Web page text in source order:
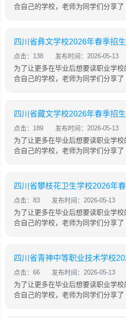
合自己的学校，老师为同学们分享
四川省彝文学校2026年春季招
点击：138 发布时间：2026-05-13
为了让更多在毕业后想要读职业学
合自己的学校，老师为同学们分享
四川省藏文学校2026年春季招
点击：189 发布时间：2026-05-13
为了让更多在毕业后想要读职业学
合自己的学校，老师为同学们分享
四川省攀枝花卫生学校2026年
点击：83 发布时间：2026-05-13
为了让更多在毕业后想要读职业学
合自己的学校，老师为同学们分享
四川省青神中等职业技术学校
点击：66 发布时间：2026-05-13
为了让更多在毕业后想要读职业学
合自己的学校，老师为同学们分享